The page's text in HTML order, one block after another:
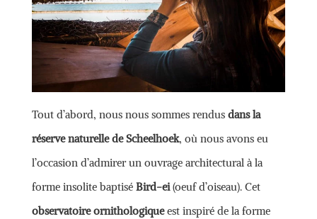
Tout d’abord, nous nous sommes rendus dans la
réserve naturelle de Scheelhoek, où nous avons eu
l’occasion d’admirer un ouvrage architectural à la
forme insolite baptisé Bird-ei(oeuf d’oiseau). Cet
observatoire ornithologiqueest inspiré de la forme